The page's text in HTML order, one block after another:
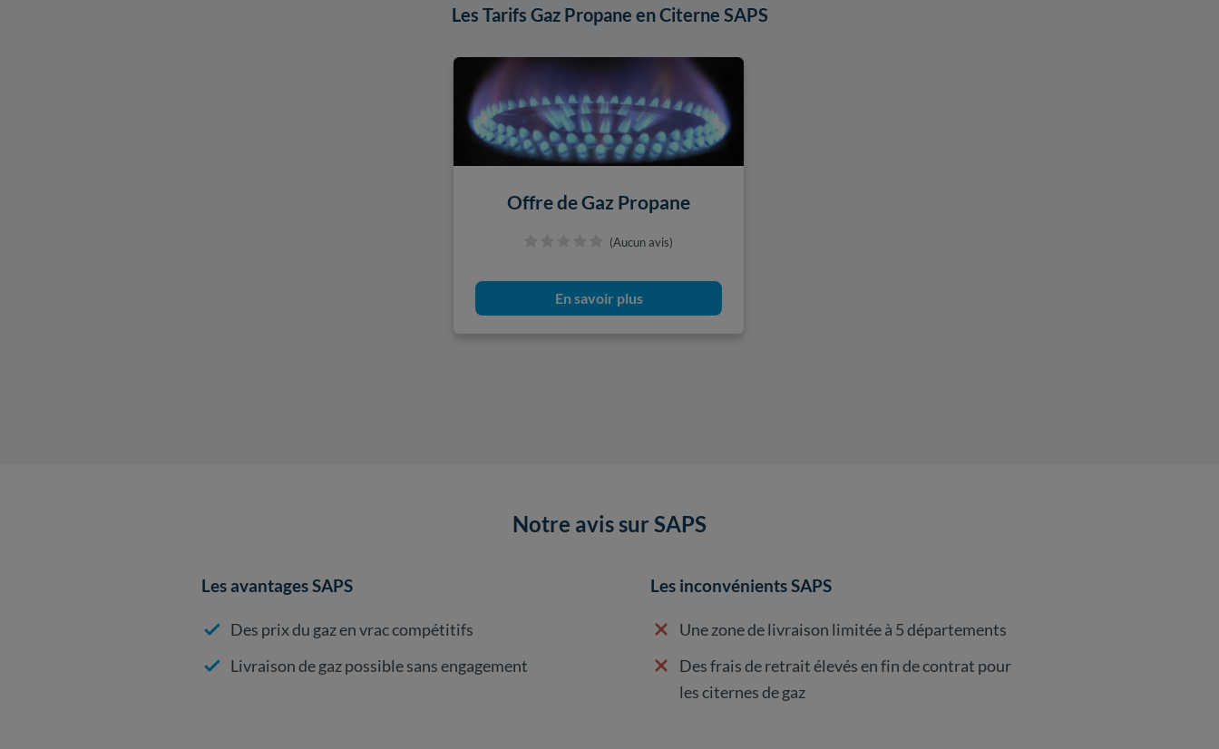
Les Tarifs Gaz Propane en Citerne SAPS
Offre de Gaz Propane
(Aucun avis)
En savoir plus
Notre avis sur SAPS
Les avantages SAPS
Des prix du gaz en vrac compétitifs
Livraison de gaz possible sans engagement
Les inconvénients SAPS
Une zone de livraison limitée à 5 départements
Des frais de retrait élevés en fin de contrat pour
les citernes de gaz